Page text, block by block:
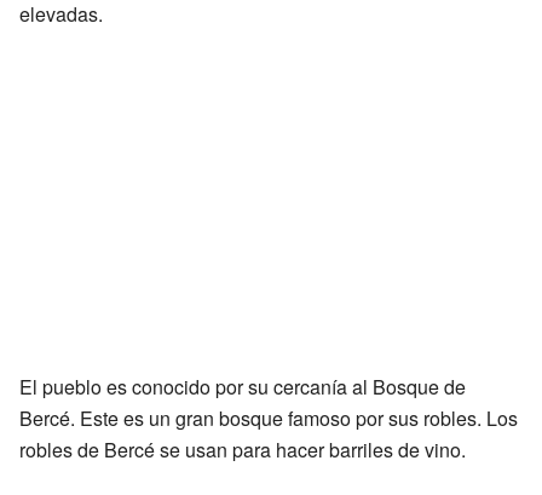
elevadas.
El pueblo es conocido por su cercanía al Bosque de
Bercé. Este es un gran bosque famoso por sus robles. Los
robles de Bercé se usan para hacer barriles de vino.